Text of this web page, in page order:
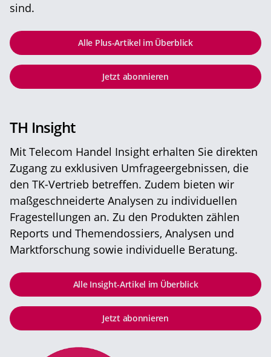
sind.
Alle Plus-Artikel im Überblick
Jetzt abonnieren
TH Insight
Mit Telecom Handel Insight erhalten Sie direkten
Zugang zu exklusiven Umfrageergebnissen, die
den TK-Vertrieb betreffen. Zudem bieten wir
maßgeschneiderte Analysen zu individuellen
Fragestellungen an. Zu den Produkten zählen
Reports und Themendossiers, Analysen und
Marktforschung sowie individuelle Beratung.
Alle Insight-Artikel im Überblick
Jetzt abonnieren